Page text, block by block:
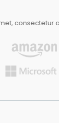
consectetur